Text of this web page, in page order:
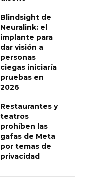
Blindsight de
Neuralink: el
implante para
dar visión a
personas
ciegas iniciaría
pruebas en
2026
Restaurantes y
teatros
prohíben las
gafas de Meta
por temas de
privacidad